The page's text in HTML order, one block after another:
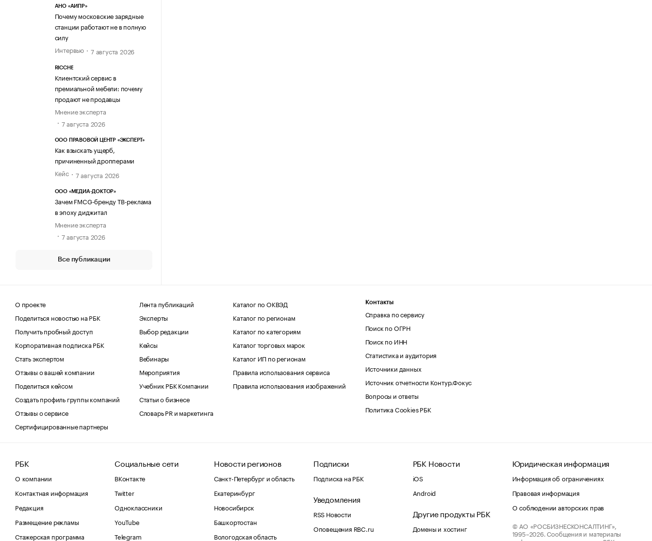
АНО «АИПР»
Почему московские зарядные
станции работают не в полную
силу
Интервью
7 августа 2026
RICCHE
Клиентский сервис в
премиальной мебели: почему
продают не продавцы
Мнение эксперта
7 августа 2026
ООО ПРАВОВОЙ ЦЕНТР «ЭКСПЕРТ»
Как взыскать ущерб,
причиненный дропперами
Кейс
7 августа 2026
ООО «МЕДИА-ДОКТОР»
Зачем FMCG-бренду ТВ-реклама
в эпоху диджитал
Мнение эксперта
7 августа 2026
Все публикации
О проекте
Поделиться новостью на РБК
Получить пробный доступ
Корпоративная подписка РБК
Стать экспертом
Отзывы о вашей компании
Поделиться кейсом
Создать профиль группы компаний
Отзывы о сервисе
Сертифицированные партнеры
Лента публикаций
Эксперты
Выбор редакции
Кейсы
Вебинары
Мероприятия
Учебник РБК Компании
Статьи о бизнесе
Словарь PR и маркетинга
Каталог по ОКВЭД
Каталог по регионам
Каталог по категориям
Каталог торговых марок
Каталог ИП по регионам
Правила использования сервиса
Правила использования изображений
Контакты
Справка по сервису
Поиск по ОГРН
Поиск по ИНН
Статистика и аудитория
Источники данных
Источник отчетности Контур.Фокус
Вопросы и ответы
Политика Cookies РБК
РБК
О компании
Контактная информация
Редакция
Размещение рекламы
Стажерская программа
Социальные сети
ВКонтакте
Twitter
Одноклассники
YouTube
Telegram
Новости регионов
Санкт-Петербург и область
Екатеринбург
Новосибирск
Башкортостан
Вологодская область
Подписки
Подписка на РБК
Уведомления
RSS Новости
Оповещения RBC.ru
РБК Новости
iOS
Android
Другие продукты РБК
Домены и хостинг
Юридическая информация
Информация об ограничениях
Правовая информация
О соблюдении авторских прав
© АО «РОСБИЗНЕСКОНСАЛТИНГ»,
1995–2026. Сообщения и материалы